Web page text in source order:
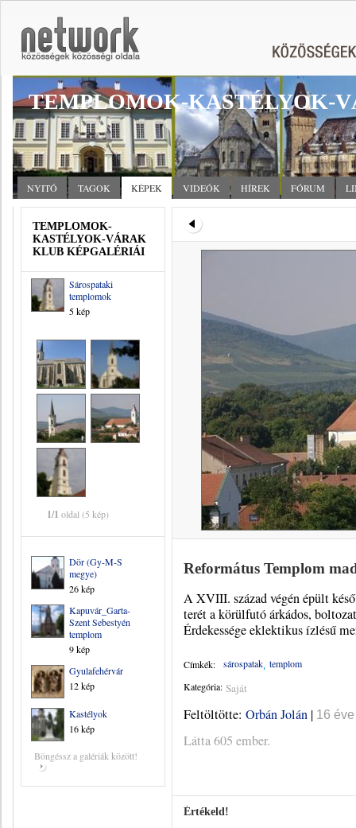
TEMPLOMOK-KASTÉLYOK-
NYITÓ TAGOK KÉPEK VIDEÓK HÍREK FÓRUM
TEMPLOMOK-
KASTÉLYOK-VÁRAK
KLUB KÉPGALÉRIÁI
Sárospataki
templomok
5 kép
1/1 oldal (5 kép)
Dör (Gy-M-S
megye)
26 kép
Kapuvár_Garta-
Szent Sebestyén
templom
9 kép
Gyulafehérvár
12 kép
Kastélyok
16 kép
Böngéssz a galériák között!
Református Templom
A XVIII. század végén épült
terét a körülfutó árkádos,
Érdekessége eklektikus ízlésű
Címkék: sárospatak templom
Kategória: Saját
Feltöltötte: Orbán Jolán | 16 éve
Látta 605 ember.
Értékeld!